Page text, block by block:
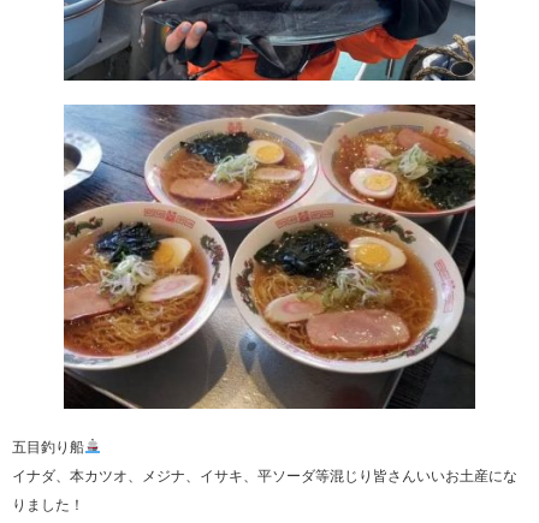
五目釣り船
イナダ、本カツオ、メジナ、イサキ、平ソーダ等混じり皆さんいいお土産にな
りました！